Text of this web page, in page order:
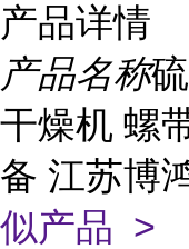
产品详情
产品名称
干燥机 螺
备 江苏博
似产品 >